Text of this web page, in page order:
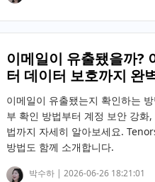
이메일이 유출됐을까?
터 데이터 보호까지 완
이메일이 유출됐는지 확인하는
부 확인 방법부터 계정 보안 강
법까지 자세히 알아보세요.
방법도 함께 소개합니다.
박수하 | 2026-06-26 18:21:01